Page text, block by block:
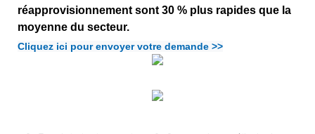
réapprovisionnement sont 30 % plus rapides que la
moyenne du secteur.
Cliquez ici pour envoyer votre demande >>